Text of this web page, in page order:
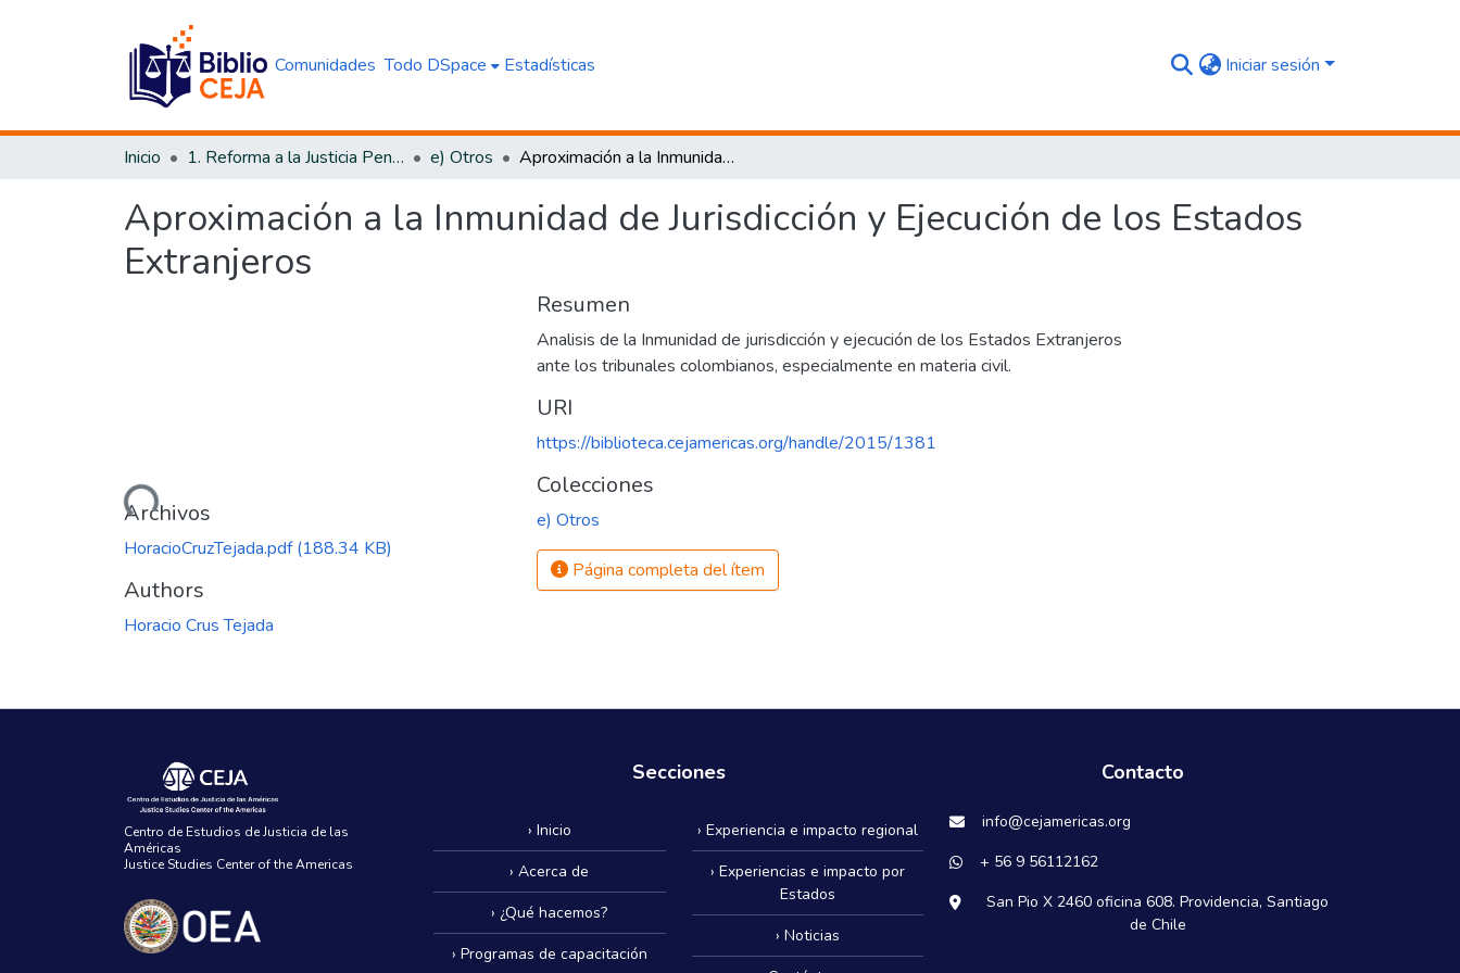
Comunidades Todo DSpace Estadísticas Iniciar sesión
Inicio 1. Reforma a la Justicia Penal e) Otros Aproximación a la Inmunidad de Jurisdicción y Ejecución de los Estados Extranjeros
Aproximación a la Inmunidad de Jurisdicción y Ejecución de los Estados
Extranjeros
Cargando...Archivos
HoracioCruzTejada.pdf(188.34 KB)
Authors
Horacio Crus Tejada
Resumen
Analisis de la Inmunidad de jurisdicción y ejecución de los Estados Extranjeros
ante los tribunales colombianos, especialmente en materia civil.
URI
https://biblioteca.cejamericas.org/handle/2015/1381
Colecciones
e) Otros
Página completa del ítem
Centro de Estudios de Justicia de las
Américas
Justice Studies Center of the Americas
Secciones
› Inicio
› Acerca de
› ¿Qué hacemos?
› Programas de capacitación
› Experiencia e impacto regional
› Experiencias e impacto por
Estados
› Noticias
Contacto
info@cejamericas.org
+ 56 9 56112162
San Pio X 2460 oficina 608. Providencia, Santiago
de Chile